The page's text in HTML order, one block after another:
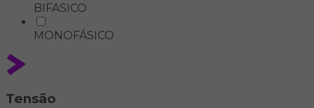
BIFASICO
MONOFÁSICO
Tensão